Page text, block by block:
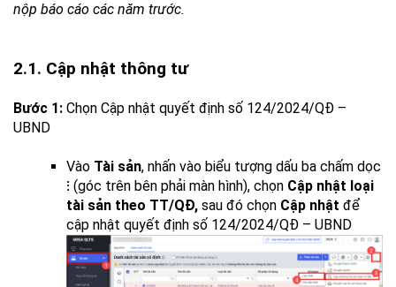
nộp báo cáo các năm trước.
2.1. Cập nhật thông tư
Bước 1: Chọn Cập nhật quyết định số 124/2024/QĐ –
UBND
Vào Tài sản, nhấn vào biểu tượng dấu ba chấm dọc
⁝ (góc trên bên phải màn hình), chọn Cập nhật loại
tài sản theo TT/QĐ, sau đó chọn Cập nhật để
cập nhật quyết định số 124/2024/QĐ – UBND